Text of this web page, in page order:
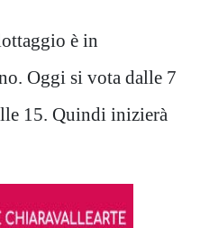
è in
Oggi si vota dalle 7
15. Quindi inizierà